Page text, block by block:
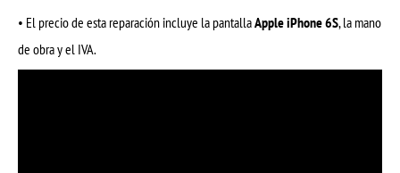
• El precio de esta reparación incluye la pantallaApple iPhone 6S, la mano
de obra y el IVA.